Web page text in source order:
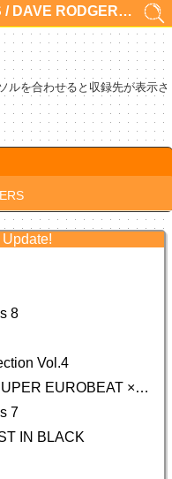
"GOLDEN+70'S+YEARS / DAVE RODGERS"の検索結果 1件
ルを合わせると収録先が表示さ
8
Vol.4
(CD) MF GHOST PRESENTS SUPER EUROBEAT × ORIGINAL SOUNDTRACK NEW COLLECTION
7
IN BLACK